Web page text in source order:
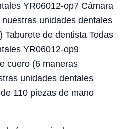
YR06012-op7 Cámara
unidades dentales
Taburete de dentista Todas
YR06012-op9
cuero (6 maneras
unidades dentales
110 piezas de mano